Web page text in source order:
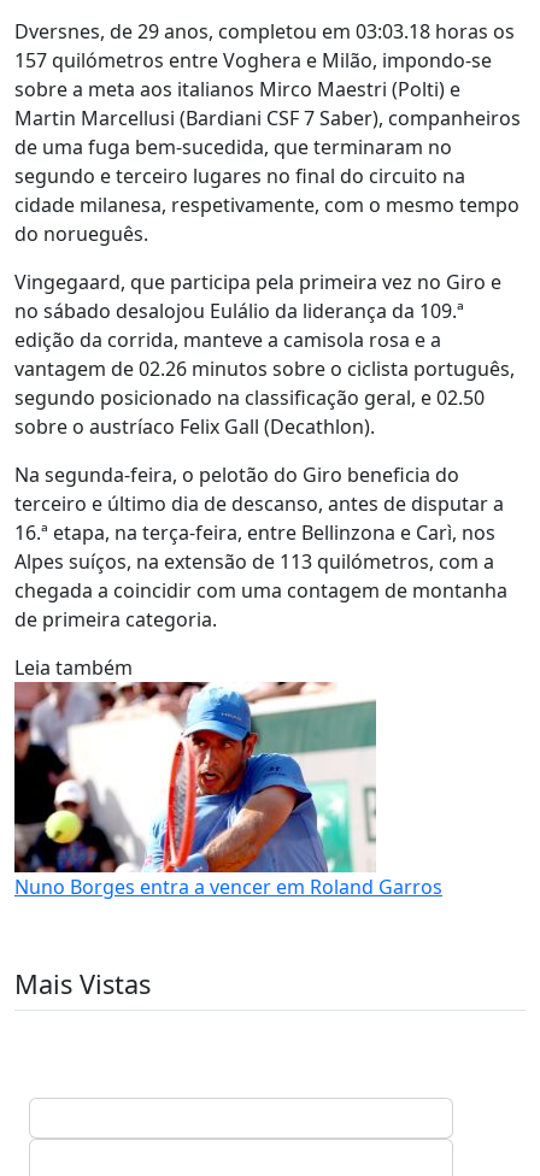
Dversnes, de 29 anos, completou em 03:03.18 horas os
157 quilómetros entre Voghera e Milão, impondo-se
sobre a meta aos italianos Mirco Maestri (Polti) e
Martin Marcellusi (Bardiani CSF 7 Saber), companheiros
de uma fuga bem-sucedida, que terminaram no
segundo e terceiro lugares no final do circuito na
cidade milanesa, respetivamente, com o mesmo tempo
do norueguês.
Vingegaard, que participa pela primeira vez no Giro e
no sábado desalojou Eulálio da liderança da 109.ª
edição da corrida, manteve a camisola rosa e a
vantagem de 02.26 minutos sobre o ciclista português,
segundo posicionado na classificação geral, e 02.50
sobre o austríaco Felix Gall (Decathlon).
Na segunda-feira, o pelotão do Giro beneficia do
terceiro e último dia de descanso, antes de disputar a
16.ª etapa, na terça-feira, entre Bellinzona e Carì, nos
Alpes suíços, na extensão de 113 quilómetros, com a
chegada a coincidir com uma contagem de montanha
de primeira categoria.
Leia também
Nuno Borges entra a vencer em Roland Garros
Mais Vistas